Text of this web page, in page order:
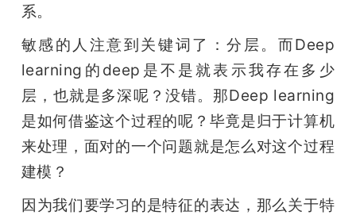
系。
敏感的人注意到关键词了：分层。而Deep
learning的deep是不是就表示我存在多少
层，也就是多深呢？没错。那Deep learning
是如何借鉴这个过程的呢？毕竟是归于计算机
来处理，面对的一个问题就是怎么对这个过程
建模？
因为我们要学习的是特征的表达，那么关于特